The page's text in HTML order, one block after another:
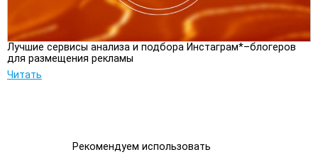
Лучшие сервисы анализа и подбора Инстаграм*–блогеров
для размещения рекламы
Читать
Рекомендуем использовать